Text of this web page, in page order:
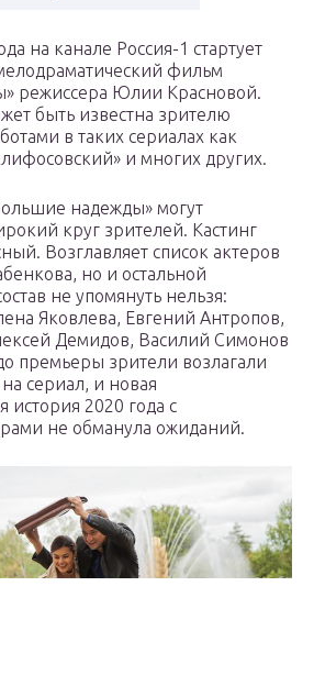
на канале Россия-1 стартует
фильм
режиссера Юлии Красновой.
быть известна зрителю
в таких сериалах как
и многих других.
надежды» могут
круг зрителей. Кастинг
Возглавляет список актеров
но и остальной
не упомянуть нельзя:
Яковлева, Евгений Антропов,
Демидов, Василий Симонов
премьеры зрители возлагали
сериал, и новая
история 2020 года с
не обманула ожиданий.